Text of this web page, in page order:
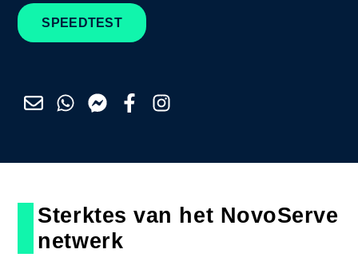
SPEEDTEST
Sterktes van het NovoServe
netwerk